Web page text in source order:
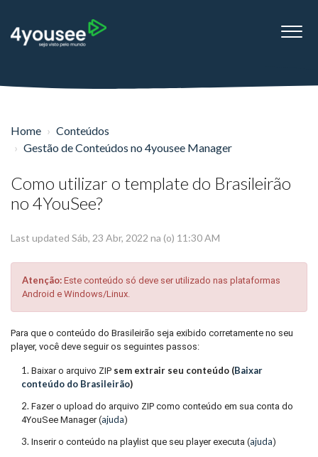
Home
Conteúdos
Gestão de Conteúdos no 4yousee Manager
Como utilizar o template do Brasileirão
no 4YouSee?
Last updated Sáb, 23 Abr, 2022 na (o) 11:30 AM
Atenção: Este conteúdo só deve ser utilizado nas plataformas
Android e Windows/Linux.
Para que o conteúdo do Brasileirão seja exibido corretamente no seu
player, você deve seguir os seguintes passos:
Baixar o arquivo ZIP sem extrair seu conteúdo (Baixar
conteúdo do Brasileirão)
Fazer o upload do arquivo ZIP como conteúdo em sua conta do
4YouSee Manager (ajuda)
Inserir o conteúdo na playlist que seu player executa (ajuda)